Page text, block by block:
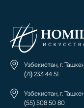
Узбекистан, г.
(71) 233 44 51
Узбекистан, г.
(55) 508 50 80